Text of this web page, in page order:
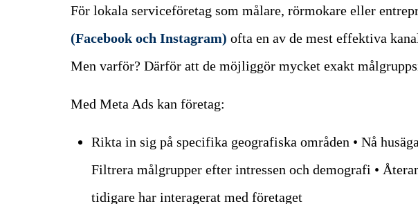
För lokala serviceföretag som målare, rörmokare eller
(Facebook och Instagram) ofta en av de mest effektiva
Men varför? Därför att de möjliggör mycket exakt
Med Meta Ads kan företag:
Rikta in sig på specifika geografiska områden • Nå
Filtrera målgrupper efter intressen och demografi •
tidigare har interagerat med företaget